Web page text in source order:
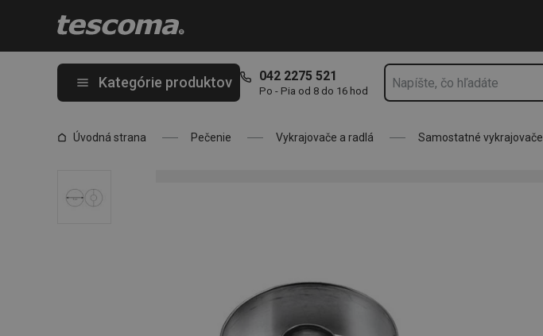
Kategórie produktov 042 2275 521
Po - Pia od 8 do 16 hod
Úvodná strana Pečenie Vykrajovače a radlá Samostatné vykrajovače